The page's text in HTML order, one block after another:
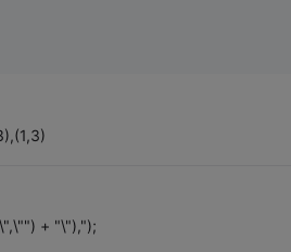
+ "\"),");